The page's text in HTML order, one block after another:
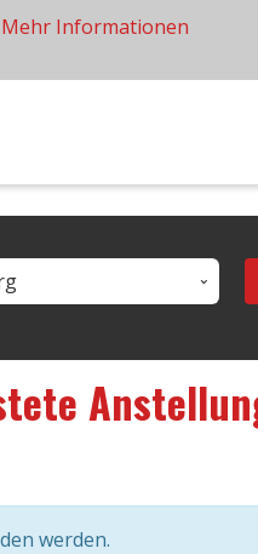
werden.
Mehr Informationen